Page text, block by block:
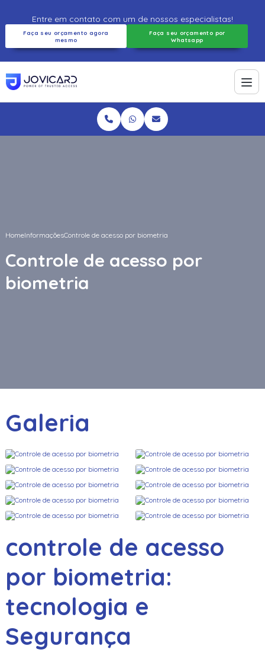
Entre em contato com um de nossos especialistas!
Faça seu orçamento agora
mesmo
Faça seu orçamento por
Whatsapp
HomeInformaçõesControle de acesso por biometria
Controle de acesso por
biometria
Galeria
controle de acesso
por biometria:
tecnologia e
Segurança